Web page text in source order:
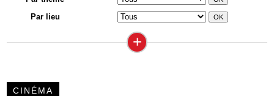
Par lieu
+
CINÉMA